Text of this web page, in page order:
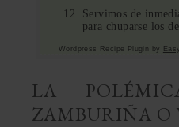
Servimos de
para chuparse los
Wordpress Recipe Plugin by
LA
ZAMBURIÑA